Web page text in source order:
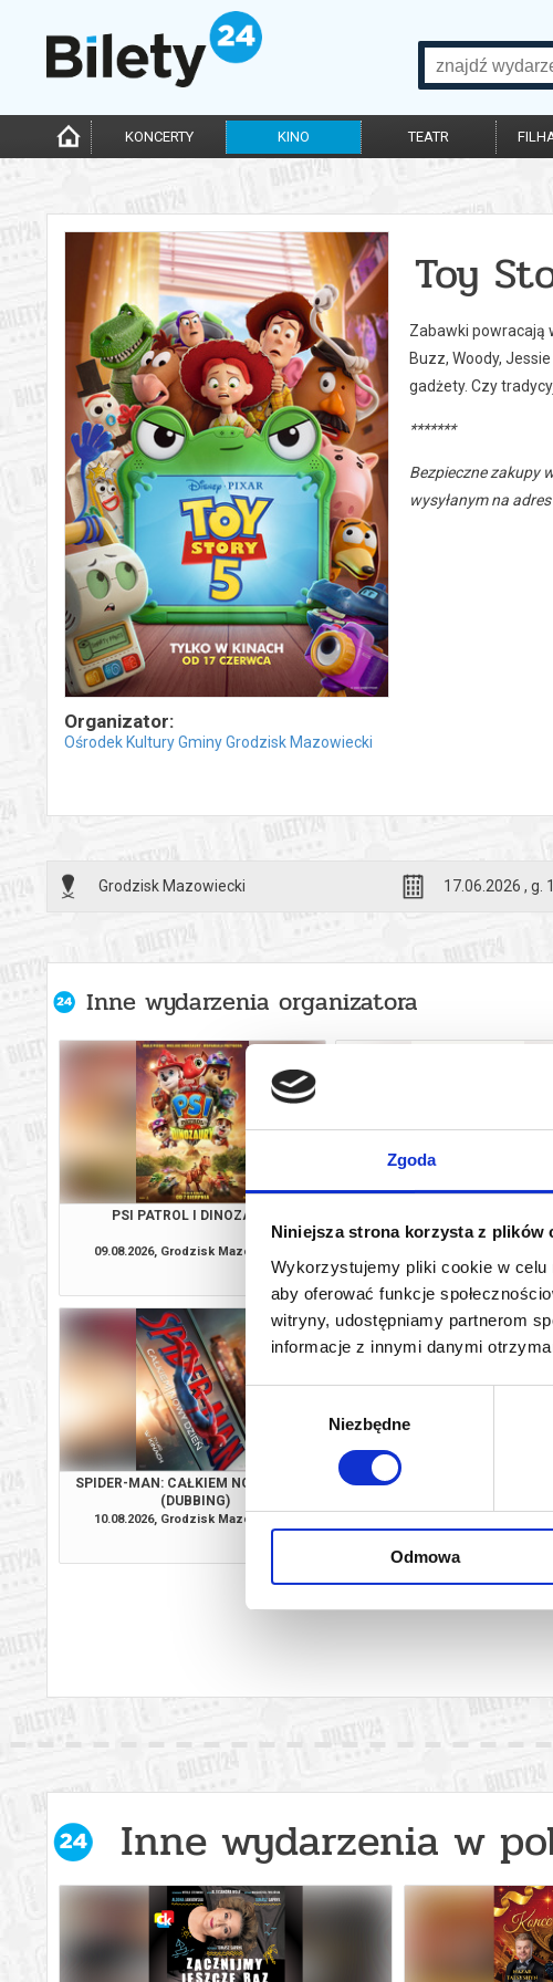
Zgoda
Niniejsza strona korzysta z plików
Wykorzystujemy pliki cookie w celu
aby oferować funkcje
witryny, udostępniamy partnerom
informacje z innymi danymi
Wybór
zgody
Niezbędne
Odmowa
KONCERTY KINO TEATR
Organizator:
Ośrodek Kultury Gminy Grodzisk Mazowiecki
Toy
Zabawki powracają
Buzz, Woody,
gadżety. Czy
*******
Bezpieczne zakupy
wysyłanym na
Grodzisk Mazowiecki 17.06.2026 , g.
Inne wydarzenia organizatora
PSI PATROL I DINOZAURY
09.08.2026, Grodzisk Mazowiecki
kup bilet
SPIDER-MAN: CAŁKIEM NOWY DZIEŃ
(DUBBING)
10.08.2026, Grodzisk Mazowiecki
PSI PATROL I DINOZAURY
Inne wydarzenia w